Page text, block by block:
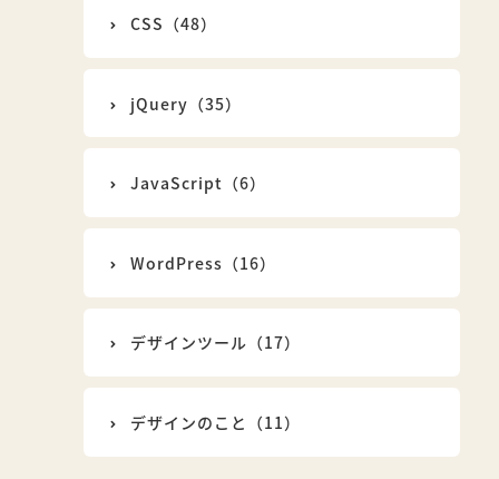
CSS（48）
jQuery（35）
JavaScript（6）
WordPress（16）
デザインツール（17）
デザインのこと（11）